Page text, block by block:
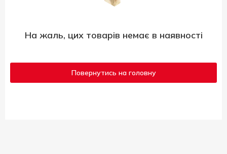
На жаль, цих товарів немає в наявності
Повернутись на головну